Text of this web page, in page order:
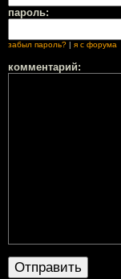
пароль:
забыл пароль? я с форума
комментарий: